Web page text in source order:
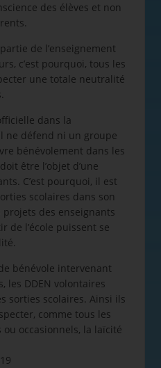
des élèves et non
de l’enseignement
c’est pourquoi, tous les
une totale neutralité
dans la
ne défend ni un groupe
bénévolement dans les
être l’objet d’une
C’est pourquoi, il est
scolaires dans son
des enseignants
de l’école puissent se
bénévole intervenant
les DDEN volontaires
sorties scolaires. Ainsi ils
comme tous les
occasionnels, la laïcité